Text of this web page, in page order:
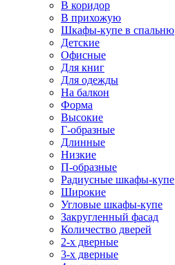
В коридор
В прихожую
Шкафы-купе в спальню
Детские
Офисные
Для книг
Для одежды
На балкон
Форма
Высокие
Г-образные
Длинные
Низкие
П-образные
Радиусные шкафы-купе
Широкие
Угловые шкафы-купе
Закругленный фасад
Количество дверей
2-х дверные
3-х дверные